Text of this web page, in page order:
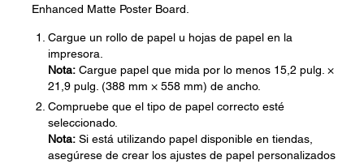
Enhanced Matte Poster Board.
Cargue un rollo de papel u hojas de papel en la
impresora.
Nota: Cargue papel que mida por lo menos 15,2 pulg. ×
21,9 pulg. (388 mm × 558 mm) de ancho.
Compruebe que el tipo de papel correcto esté
seleccionado.
Nota: Si está utilizando papel disponible en tiendas,
asegúrese de crear los ajustes de papel personalizados